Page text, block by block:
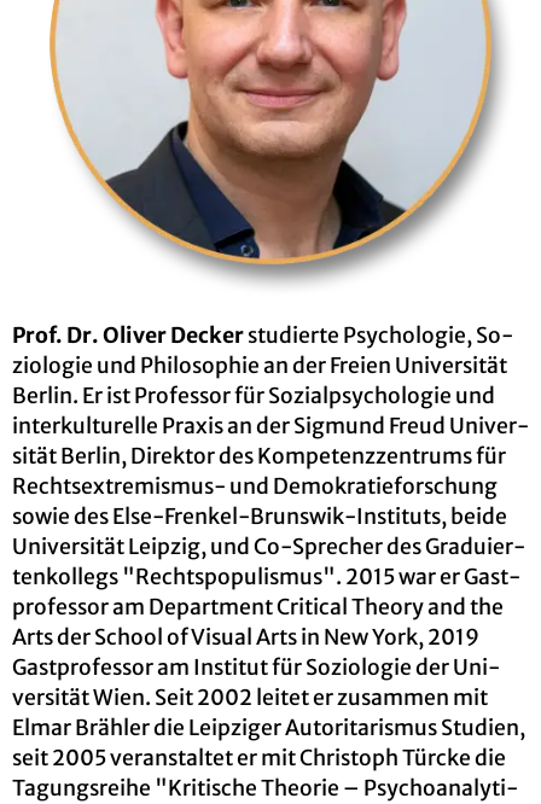
Prof. Dr. Oli­ver De­ckerstu­dier­te Psy­cho­lo­gie, So­
zio­lo­gie und Phi­lo­so­phie an der Frei­en Uni­ver­si­tät
Ber­lin. Er ist Pro­fes­sor für So­zi­al­psy­cho­lo­gie und
in­ter­kul­tu­rel­le Pra­xis an der Sig­mund Freud Uni­ver­
si­tät Ber­lin, Di­rek­tor des Kom­pe­tenz­zen­trums für
Rechts­ex­tre­mis­mus- und De­mo­kra­tie­for­schung
sowie des Else-Fren­kel-Brunswik-In­sti­tuts, beide
Uni­ver­si­tät Leip­zig, und Co-Spre­cher des Gra­du­ier­
ten­kol­legs "Rechts­po­pu­lis­mus". 2015 war er Gast­
pro­fes­sor am De­part­ment Cri­ti­cal Theo­ry and the
Arts der School of Vi­su­al Arts in New York, 2019
Gast­pro­fes­sor am In­sti­tut für So­zio­lo­gie der Uni­
ver­si­tät Wien. Seit 2002 lei­tet er zu­sam­men mit
Elmar Bräh­ler die Leip­zi­ger Au­to­ri­ta­ris­mus Stu­di­en,
seit 2005 ver­an­stal­tet er mit Chris­toph Türcke die
Ta­gungs­rei­he "Kri­ti­sche Theo­rie – Psy­cho­ana­ly­ti­